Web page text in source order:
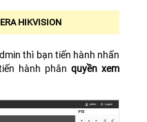
HIKVISION
thì bạn tiến hành nhấn
hành phân quyền xem